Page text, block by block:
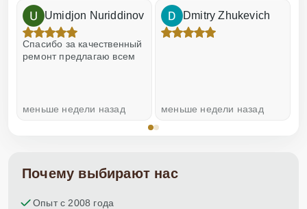
Umidjon Nuriddinov
Спасибо за качественный
ремонт предлагаю всем
меньше недели назад
Dmitry Zhukevich
меньше недели назад
Почему выбирают нас
Опыт с 2008 года